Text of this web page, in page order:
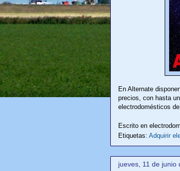
En Alternate
precios, con hasta
electrodomésticos
Escrito en
Etiquetas: Adquirir
jueves, 11 de junio